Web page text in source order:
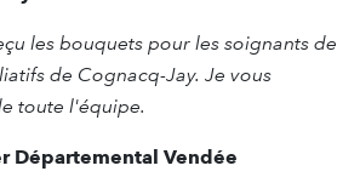
les bouquets pour les soignants de
de Cognacq-Jay. Je vous
toute l'équipe.
Départemental Vendée